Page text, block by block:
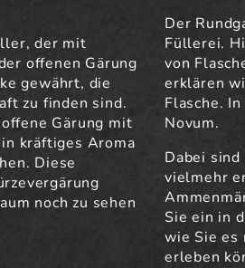
der mit
offenen Gärung
gewährt, die
zu finden sind.
Gärung mit
kräftiges Aroma
Diese
noch zu sehen
Der
Füllerei.
von
erklären
Flasche.
Novum.
Dabei
vielmehr
Sie ein in
wie Sie es
erleben